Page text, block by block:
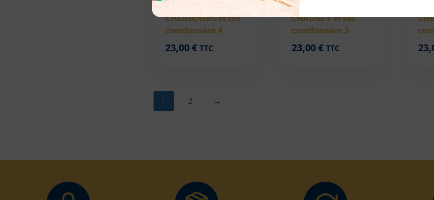
Sac Cabas –
CHERBOURG et ses
coordonnées 4
23,00€ TTC
Sac Cabas –
CHAUSEY et ses
coordonnées 3
23,00€ TTC
1 2 →